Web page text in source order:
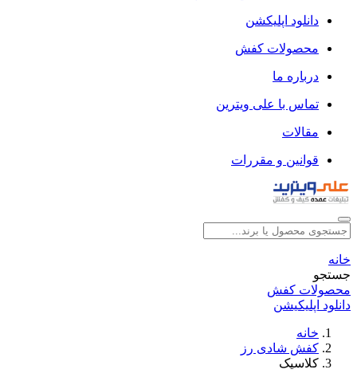
دانلود اپلیکشن
محصولات کفش
درباره ما
تماس با علی ویترین
مقالات
قوانین و مقررات
خانه
جستجو
محصولات کفش
دانلود اپلیکیشن
خانه
کفش شادی رز
کلاسیک